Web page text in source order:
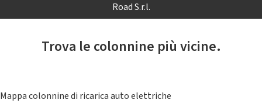
Road S.r.l.
Trova le colonnine più vicine.
Mappa colonnine di ricarica auto elettriche